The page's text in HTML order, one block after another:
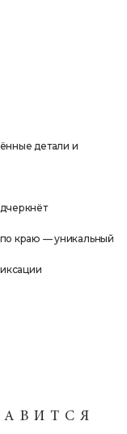
детали и
краю — уникальный